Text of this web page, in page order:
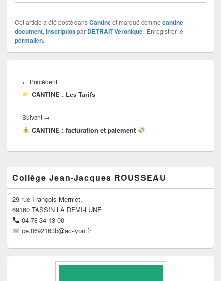
Cet article a été posté dansCantineet marqué comme cantine,
document, inscriptionpar DETRAIT Veronique . Enregistrer le
permalien.
de
l’article
← PrécédentArticle
précédent :
CANTINE : Les Tarifs
Suivant →
suivant :
CANTINE : facturation et paiement
principale
de
widget
pour
barre
latérale
Collège Jean-Jacques ROUSSEAU
29 rue François Mermet,
69160 TASSIN LA DEMI-LUNE
04 78 34 13 00
ce.0692163b@ac-lyon.fr